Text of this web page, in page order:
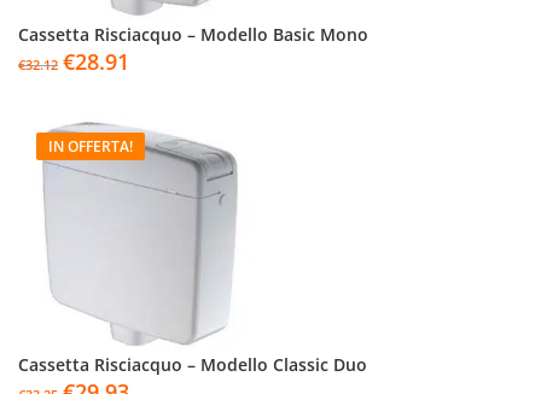
Cassetta Risciacquo – Modello Basic Mono
€32.12 €28.91
IN OFFERTA!
Cassetta Risciacquo – Modello Classic Duo